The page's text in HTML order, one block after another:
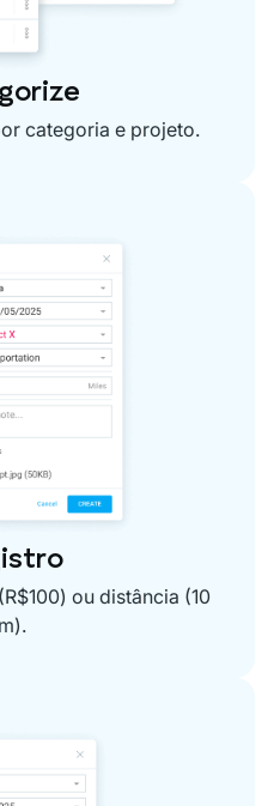
categoria e projeto.
ou distância (10